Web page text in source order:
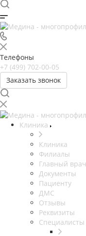
Телефоны
+7 (499) 702-00-05
Заказать звонок
Клиника
Клиника
Филиалы
Главный врач
Документы
Пациенту
ДМС
Отзывы
Реквизиты
Специалисты